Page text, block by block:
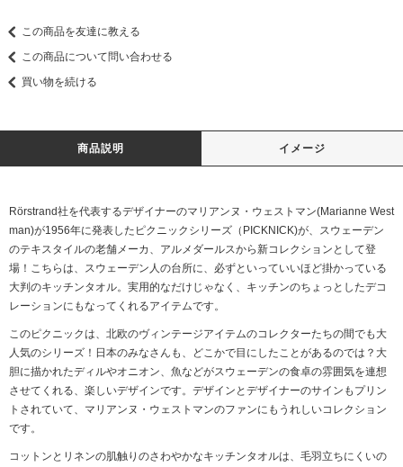
この商品を友達に教える
この商品について問い合わせる
買い物を続ける
商品説明 イメージ
Rörstrand社を代表するデザイナーのマリアンヌ・ウェストマン(Marianne West
man)が1956年に発表したピクニックシリーズ（PICKNICK)が、スウェーデン
のテキスタイルの老舗メーカ、アルメダールスから新コレクションとして登
場！こちらは、スウェーデン人の台所に、必ずといっていいほど掛かっている
大判のキッチンタオル。実用的なだけじゃなく、キッチンのちょっとしたデコ
レーションにもなってくれるアイテムです。
このピクニックは、北欧のヴィンテージアイテムのコレクターたちの間でも大
人気のシリーズ！日本のみなさんも、どこかで目にしたことがあるのでは？大
胆に描かれたディルやオニオン、魚などがスウェーデンの食卓の雰囲気を連想
させてくれる、楽しいデザインです。デザインとデザイナーのサインもプリン
トされていて、マリアンヌ・ウェストマンのファンにもうれしいコレクション
です。
コットンとリネンの肌触りのさわやかなキッチンタオルは、毛羽立ちにくいの